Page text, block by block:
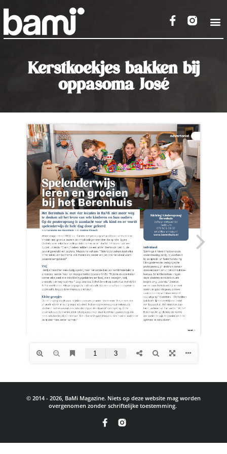
Kerstkoekjes bakken bij
oppasoma José
© 2014 - 2026, BaMi Magazine. Niets op deze website mag worden
overgenomen zonder schriftelijke toestemming.